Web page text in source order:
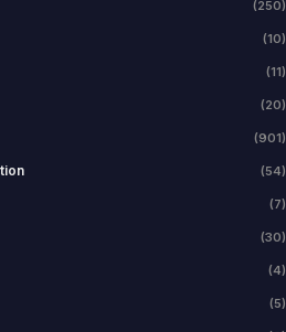
(250)
(10)
(11)
(20)
(901)
(54)
(7)
(30)
(4)
(5)